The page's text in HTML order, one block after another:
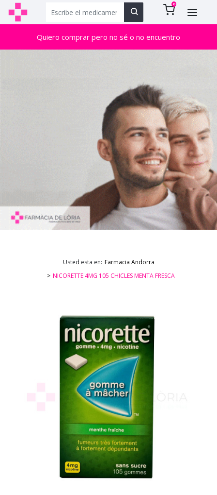
0
Quiero comprar pero no sé o no encuentro
Usted esta en: Farmacia Andorra
NICORETTE 4MG 105 CHICLES MENTA FRESCA